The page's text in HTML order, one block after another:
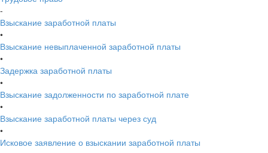
-
Взыскание заработной платы
•
Взыскание невыплаченной заработной платы
•
Задержка заработной платы
•
Взыскание задолженности по заработной плате
•
Взыскание заработной платы через суд
•
Исковое заявление о взыскании заработной платы